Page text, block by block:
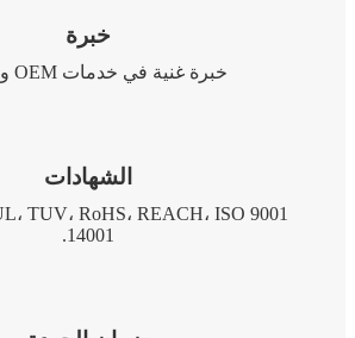
خبرة
خبرة غنية في خدمات OEM وODM.
الشهادات
14001.